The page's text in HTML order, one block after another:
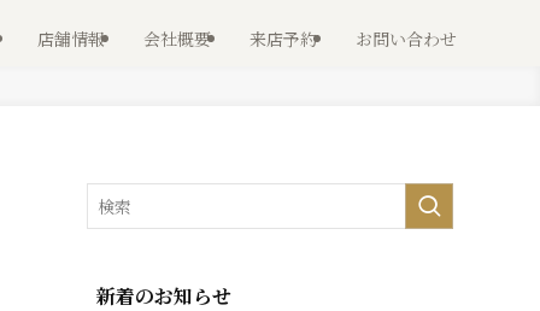
店舗情報 会社概要 来店予約 お問い合わせ
新着のお知らせ